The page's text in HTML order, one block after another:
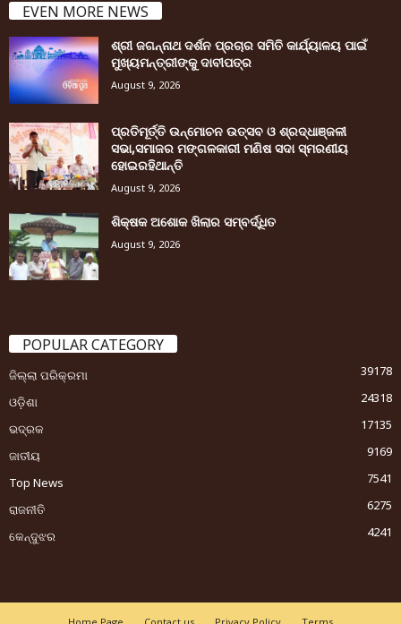
EVEN MORE NEWS
ଶ୍ରୀ ଜଗନ୍ନାଥ ଦର୍ଶନ ପ୍ରଚାର ସମିତି କାର୍ଯ୍ୟାଳୟ ପାଇଁ
ମୁଖ୍ୟମନ୍ତ୍ରୀଙ୍କୁ ଦାବୀପତ୍ର
August 9, 2026
ପ୍ରତିମୂର୍ତ୍ତି ଉନ୍ମୋଚନ ଉତ୍ସବ ଓ ଶ୍ରଦ୍ଧାଞ୍ଜଳୀ
ସଭା,ସମାଜର ମଙ୍ଗଳକାରୀ ମଣିଷ ସଦା ସ୍ମରଣୀୟ
ହୋଇରହିଥାନ୍ତି
August 9, 2026
ଶିକ୍ଷକ ଅଶୋକ ଖିଲାର ସମ୍ବର୍ଦ୍ଧିତ
August 9, 2026
POPULAR CATEGORY
ଜିଲ୍ଲା ପରିକ୍ରମା
39178
ଓଡ଼ିଶା
24318
ଭଦ୍ରକ
17135
ଜାତୀୟ
9169
Top News
7541
ରାଜନୀତି
6275
କେନ୍ଦୁଝର
4241